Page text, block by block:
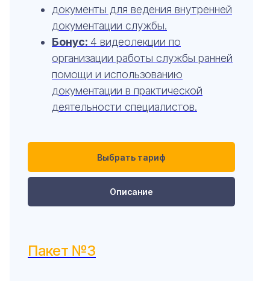
документы для ведения внутренней
документации службы.
Бонус: 4 видеолекции по
организации работы службы ранней
помощи и использованию
документации в практической
деятельности специалистов.
Выбрать тариф
Описание
Пакет №3